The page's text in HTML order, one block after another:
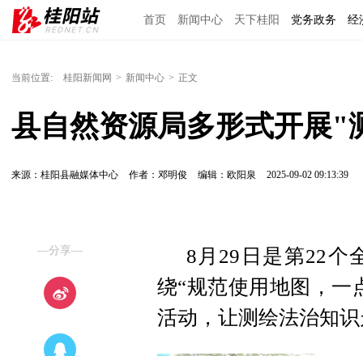
首页 新闻中心 天下桂阳 党务政务 经
当前位置: 桂阳新闻网 > 新闻中心 > 正文
县自然资源局多形式开展"
来源：桂阳县融媒体中心 作者：邓明俊 编辑：欧阳泉 2025-09-02 09:13:39
—分享—
8月29日是第22个
绕“规范使用地图，一
活动，让测绘法治知